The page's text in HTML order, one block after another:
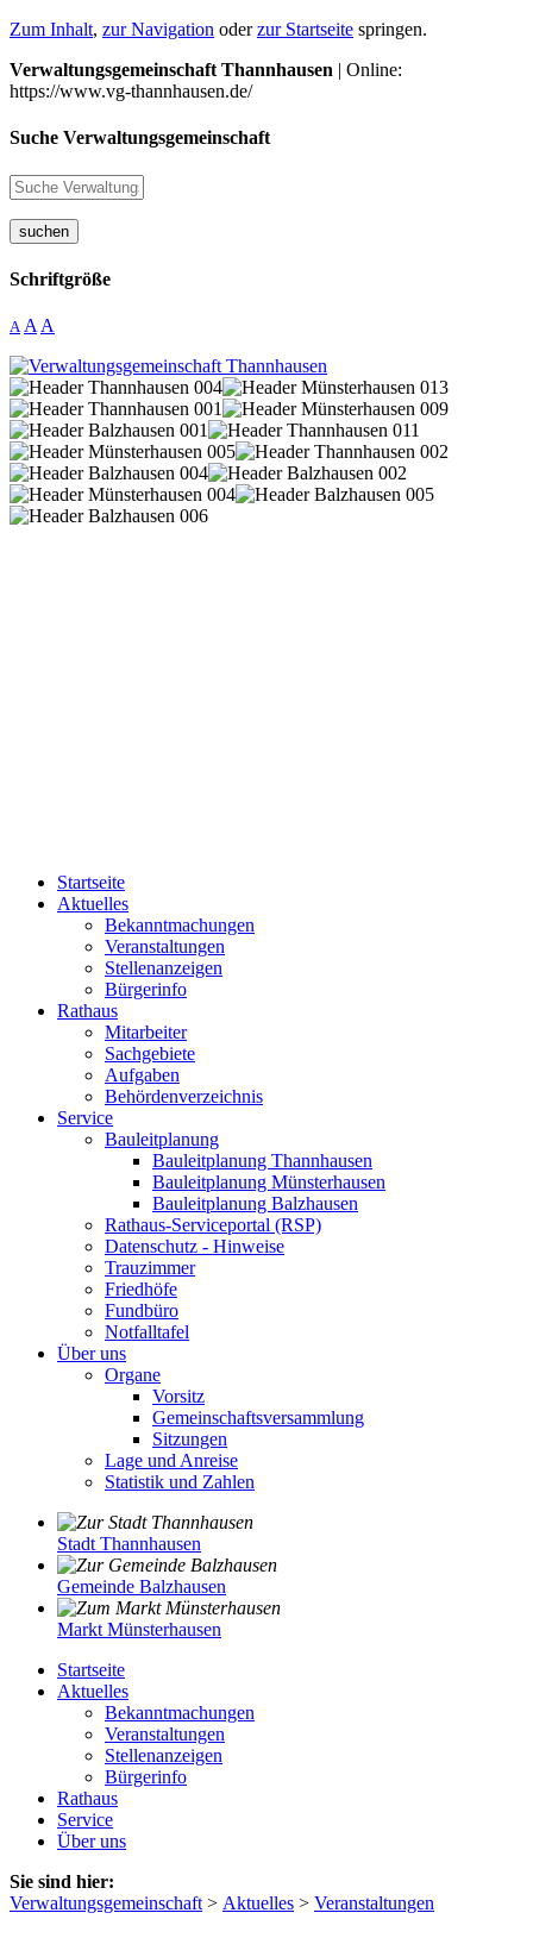
Zum Inhalt, zur Navigation oderzur Startseite springen.
Verwaltungsgemeinschaft Thannhausen | Online:
https://www.vg-thannhausen.de/
Suche Verwaltungsgemeinschaft
suchen
Schriftgröße
A A A
Startseite
Aktuelles
Bekanntmachungen
Veranstaltungen
Stellenanzeigen
Bürgerinfo
Rathaus
Mitarbeiter
Sachgebiete
Aufgaben
Behördenverzeichnis
Service
Bauleitplanung
Bauleitplanung Thannhausen
Bauleitplanung Münsterhausen
Bauleitplanung Balzhausen
Rathaus-Serviceportal (RSP)
Datenschutz - Hinweise
Trauzimmer
Friedhöfe
Fundbüro
Notfalltafel
Über uns
Organe
Vorsitz
Gemeinschaftsversammlung
Sitzungen
Lage und Anreise
Statistik und Zahlen
Stadt Thannhausen
Gemeinde Balzhausen
Markt Münsterhausen
Startseite
Aktuelles
Bekanntmachungen
Veranstaltungen
Stellenanzeigen
Bürgerinfo
Rathaus
Service
Über uns
Sie sind hier:
Verwaltungsgemeinschaft > Aktuelles > Veranstaltungen